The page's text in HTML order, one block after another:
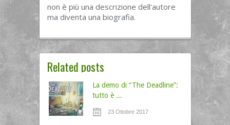
non è più una descrizione dell'autore
ma diventa una biografia.
Related posts
La demo di “The Deadline”:
tutto è ...
23 Ottobre 2017